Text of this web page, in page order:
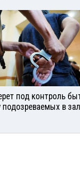
под контроль
подозреваемых в